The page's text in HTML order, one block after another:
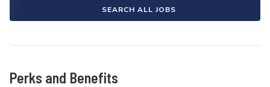
SEARCH ALL JOBS
Perks and Benefits